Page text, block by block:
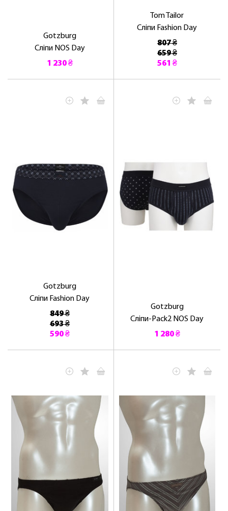
Gotzburg
Сліпи NOS Day
1 230 ₴
Tom Tailor
Сліпи Fashion Day
807 ₴
659 ₴
561 ₴
Gotzburg
Сліпи Fashion Day
849 ₴
693 ₴
590 ₴
Gotzburg
Сліпи-Pack2 NOS Day
1 280 ₴